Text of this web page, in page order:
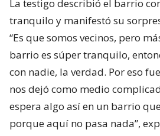
La testigo describió el barrio
tranquilo y manifestó su
“Es que somos vecinos, pero
barrio es súper tranquilo,
con nadie, la verdad. Por eso
nos dejó como medio
espera algo así en un barrio
porque aquí no pasa nada”,